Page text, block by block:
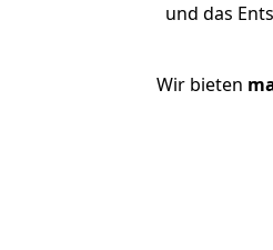
und das
Wir bieten